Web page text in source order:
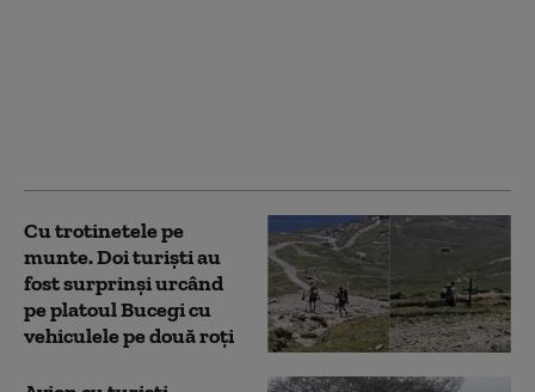
Cu trotinetele pe
munte. Doi turiști au
fost surprinși urcând
pe platoul Bucegi cu
vehiculele pe două roți